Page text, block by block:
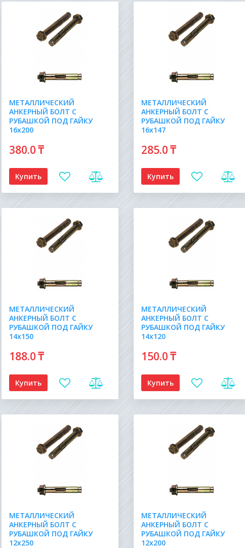
МЕТАЛЛИЧЕСКИЙ
АНКЕРНЫЙ БОЛТ С
РУБАШКОЙ ПОД ГАЙКУ
16х200
380.0₸
Купить
МЕТАЛЛИЧЕСКИЙ
АНКЕРНЫЙ БОЛТ С
РУБАШКОЙ ПОД ГАЙКУ
16х147
285.0₸
Купить
МЕТАЛЛИЧЕСКИЙ
АНКЕРНЫЙ БОЛТ С
РУБАШКОЙ ПОД ГАЙКУ
14х150
188.0₸
Купить
МЕТАЛЛИЧЕСКИЙ
АНКЕРНЫЙ БОЛТ С
РУБАШКОЙ ПОД ГАЙКУ
14х120
150.0₸
Купить
МЕТАЛЛИЧЕСКИЙ
АНКЕРНЫЙ БОЛТ С
РУБАШКОЙ ПОД ГАЙКУ
12х250
МЕТАЛЛИЧЕСКИЙ
АНКЕРНЫЙ БОЛТ С
РУБАШКОЙ ПОД ГАЙКУ
12х200